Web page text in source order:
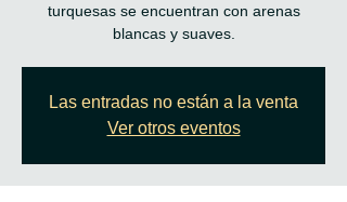
turquesas se encuentran con arenas
blancas y suaves.
Las entradas no están a la venta
Ver otros eventos